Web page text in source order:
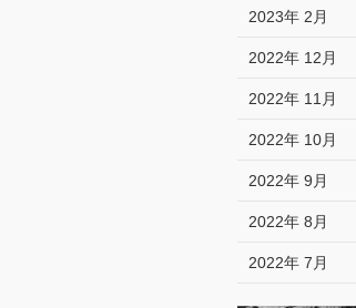
2023年 2月
2022年 12月
2022年 11月
2022年 10月
2022年 9月
2022年 8月
2022年 7月